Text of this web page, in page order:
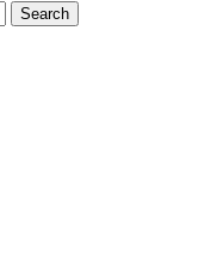
Search